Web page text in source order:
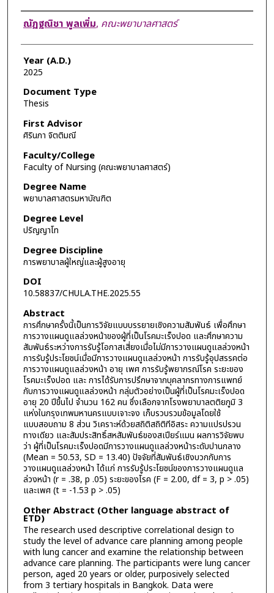
Author
ณัฏฐณิชา พูลเพิ่ม, คณะพยาบาลศาสตร์
Year (A.D.)
2025
Document Type
Thesis
First Advisor
ศิรินภา จิตติมณี
Faculty/College
Faculty of Nursing (คณะพยาบาลศาสตร์)
Degree Name
พยาบาลศาสตรมหาบัณฑิต
Degree Level
ปริญญาโท
Degree Discipline
การพยาบาลผู้ใหญ่และผู้สูงอายุ
DOI
10.58837/CHULA.THE.2025.55
Abstract
การศึกษาครั้งนี้เป็นการวิจัยแบบบรรยายเชิงความสัมพันธ์ เพื่อศึกษา
การวางแผนดูแลล่วงหน้าของผู้ที่เป็นโรคมะเร็งปอด และศึกษาความ
สัมพันธ์ระหว่างการรับรู้โอกาสเสี่ยงเมื่อไม่มีการวางแผนดูแลล่วงหน้า
การรับรู้ประโยชน์เมื่อมีการวางแผนดูแลล่วงหน้า การรับรู้อุปสรรคต่อ
การวางแผนดูแลล่วงหน้า อายุ เพศ การรับรู้พยากรณ์โรค ระยะของ
โรคมะเร็งปอด และ การได้รับการปรึกษาจากบุคลากรทางการแพทย์
กับการวางแผนดูแลล่วงหน้า กลุ่มตัวอย่างเป็นผู้ที่เป็นโรคมะเร็งปอด
อายุ 20 ปีขึ้นไป จำนวน 162 คน ซึ่งเลือกจากโรงพยาบาลตติยภูมิ 3
แห่งในกรุงเทพมหานครแบบเจาะจง เก็บรวบรวมข้อมูลโดยใช้
แบบสอบถาม 8 ส่วน วิเคราะห์ด้วยสถิติสถิติทีอิสระ ความแปรปรวน
ทางเดียว และสัมประสิทธิ์สหสัมพันธ์ของสเปียร์แมน ผลการวิจัยพบ
ว่า ผู้ที่เป็นโรคมะเร็งปอดมีการวางแผนดูแลล่วงหน้าระดับปานกลาง
(Mean = 50.53, SD = 13.40) ปัจจัยที่สัมพันธ์เชิงบวกกับการ
วางแผนดูแลล่วงหน้า ได้แก่ การรับรู้ประโยชน์ของการวางแผนดูแล
ล่วงหน้า (r = .38, p .05) ระยะของโรค (F = 2.00, df = 3, p > .05)
และเพศ (t = -1.53 p > .05)
Other Abstract (Other language abstract of
ETD)
The research used descriptive correlational design to
study the level of advance care planning among people
with lung cancer and examine the relationship between
advance care planning. The participants were lung cancer
person, aged 20 years or older, purposively selected
from 3 tertiary hospitals in Bangkok. Data were